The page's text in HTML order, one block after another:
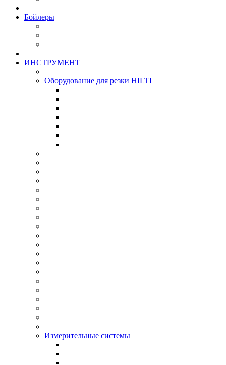
Бойлеры
ИНСТРУМЕНТ
Оборудование для резки HILTI
Измерительные системы